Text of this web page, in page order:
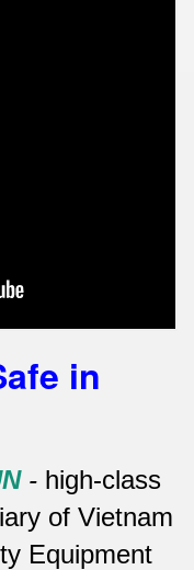
in
- high-class
of Vietnam
Equipment